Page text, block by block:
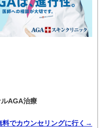
AGA治療
料でカウンセリングに行く→